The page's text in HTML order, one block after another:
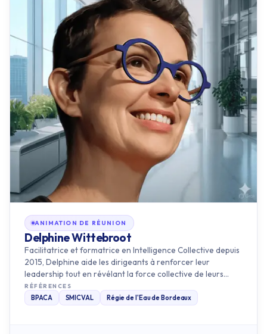
ANIMATION DE RÉUNION
Delphine Wittebroot
Facilitatrice et formatrice en Intelligence Collective depuis
2015, Delphine aide les dirigeants à renforcer leur
leadership tout en révélant la force collective de leurs
équipe…
RÉFÉRENCES
BPACA SMICVAL Régie de l'Eau de Bordeaux